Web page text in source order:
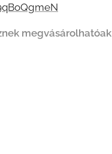
megvásárolhatóak